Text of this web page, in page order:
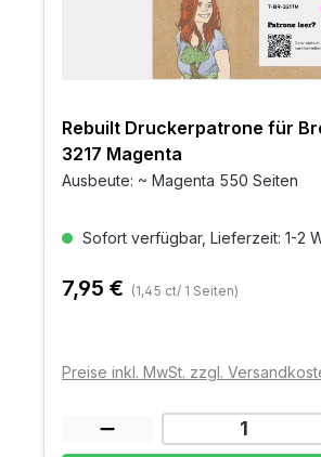
Rebuilt Druckerpatrone für
3217 Magenta
Ausbeute: ~ Magenta 550 Seiten
Sofort verfügbar, Lieferzeit: 1-2
7,95 € (1,45 ct/ 1 Seiten)
Preise inkl. MwSt. zzgl.